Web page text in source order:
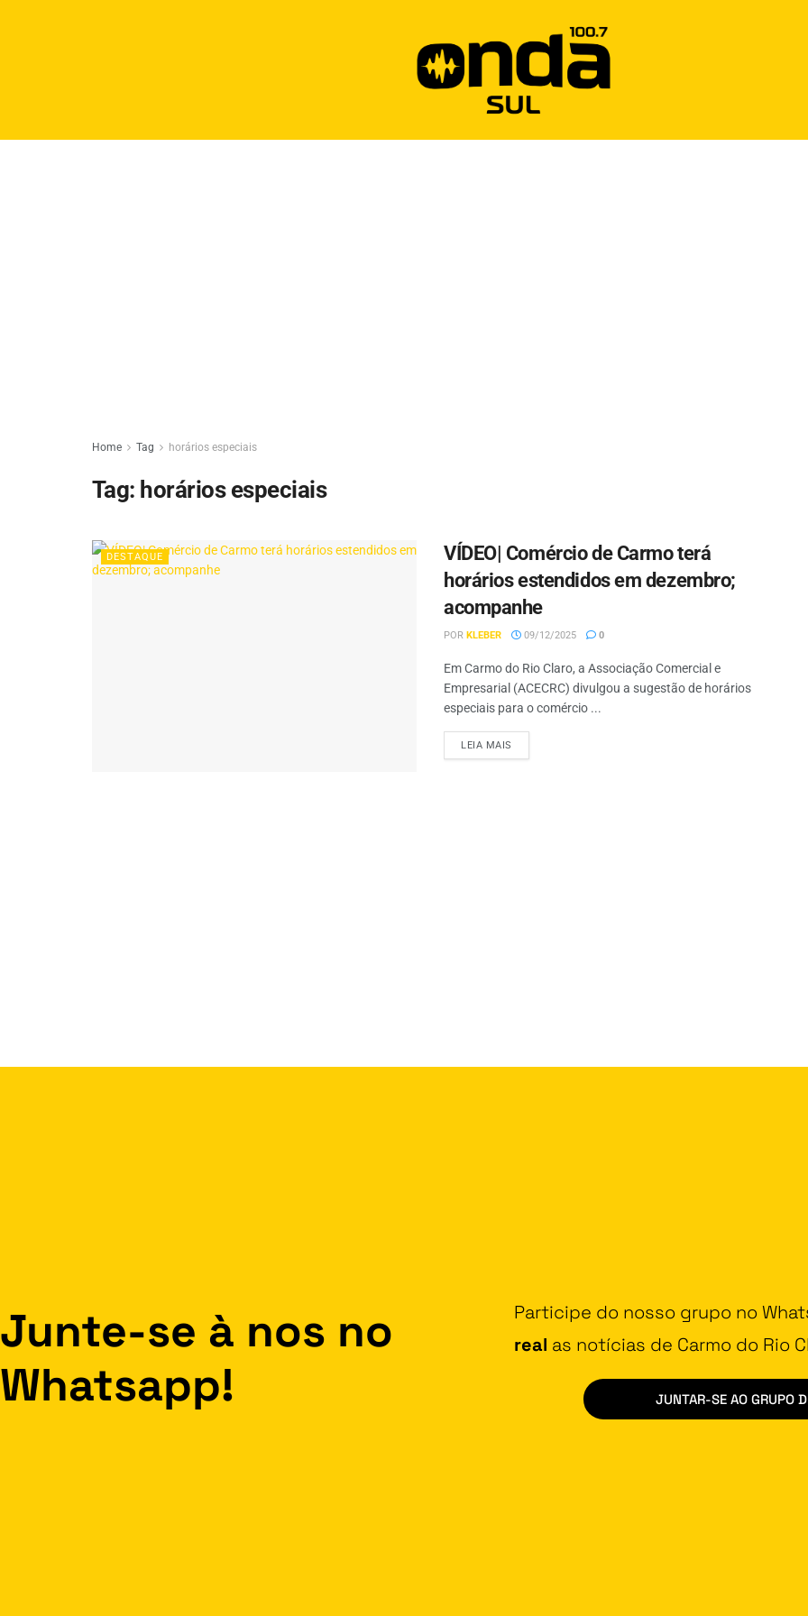
Home Tag horários especiais
Tag: horários especiais
DESTAQUE
VÍDEO| Comércio de Carmo terá
horários estendidos em dezembro;
acompanhe
POR KLEBER 09/12/2025 0
Em Carmo do Rio Claro, a Associação Comercial e
Empresarial (ACECRC) divulgou a sugestão de horários
especiais para o comércio ...
LEIA MAIS
Junte-se à nos no
Whatsapp!
Participe do nosso grupo no
real as notícias de Carmo do Rio
JUNTAR-SE AO GRUPO